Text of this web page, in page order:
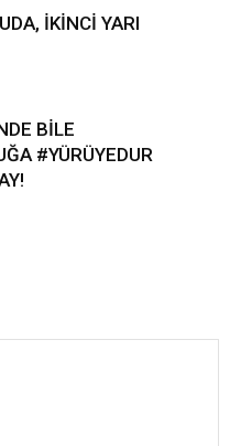
İKİNCİ YARI
BİLE
#YÜRÜYEDUR